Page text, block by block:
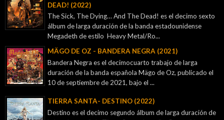
DEAD! (2022)
The Sick, The Dying… And The Dead! es el decimo sexto
álbum de larga duración de la banda estadounidense
Megadeth de estilo Heavy Metal/Ro...
MÄGO DE OZ - BANDERA NEGRA (2021)
Bandera Negra es el decimocuarto trabajo de larga
duración de la banda española Mägo de Oz, publicado el
10 de septiembre de 2021, bajo el ...
TIERRA SANTA- DESTINO (2022)
Destino es el decimo segundo álbum de larga duración de